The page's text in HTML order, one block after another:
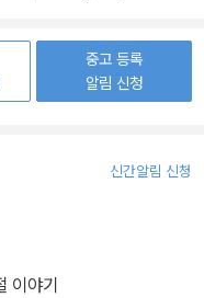
중고 등록
알림 신청
신간알림 신청
이야기